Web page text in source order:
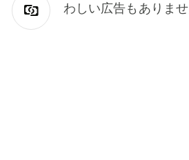
わしい広告もありませ